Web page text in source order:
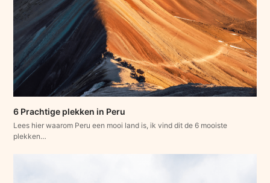
6 Prachtige plekken in Peru
Lees hier waarom Peru een mooi land is, ik vind dit de 6 mooiste
plekken…